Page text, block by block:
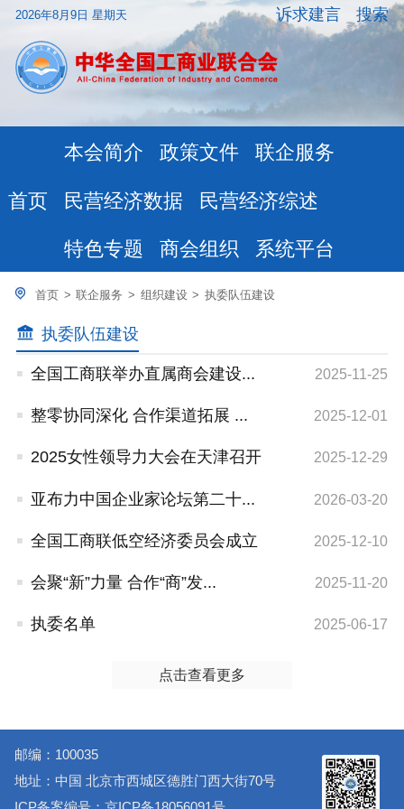
2026年8月9日 星期天 搜索
诉求建言
首页
本会简介 政策文件 联企服务
民营经济数据 民营经济综述
特色专题 商会组织 系统平台
首页 > 联企服务 > 组织建设 > 执委队伍建设
执委队伍建设
全国工商联举办直属商会建设... 2025-11-25
整零协同深化 合作渠道拓展 ... 2025-12-01
2025女性领导力大会在天津召开 2025-12-29
亚布力中国企业家论坛第二十... 2026-03-20
全国工商联低空经济委员会成立 2025-12-10
会聚“新”力量 合作“商”发... 2025-11-20
执委名单 2025-06-17
点击查看更多
邮编：100035
地址：中国 北京市西城区德胜门西大街70号